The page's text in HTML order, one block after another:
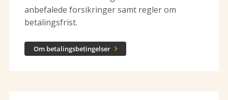
anbefalede forsikringer samt regler om
betalingsfrist.
Om betalingsbetingelser 